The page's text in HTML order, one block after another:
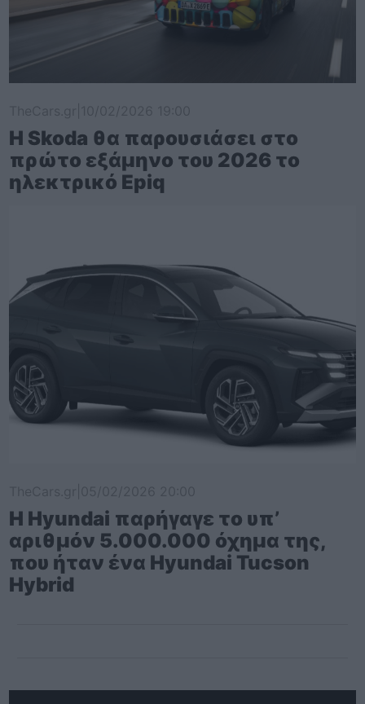
Η Skoda θα παρουσιάσει στο
πρώτο εξάμηνο του 2026 το
ηλεκτρικό Epiq
Η Hyundai παρήγαγε το υπ’
αριθμόν 5.000.000 όχημα της,
που ήταν ένα Hyundai Tucson
Hybrid